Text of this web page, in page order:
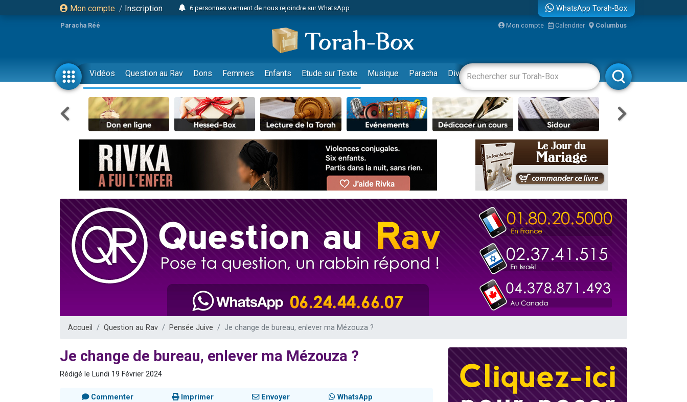
Mon compte / Inscription
6 personnes viennent de nous rejoindre sur WhatsApp
2 personnes viennent de faire un don pour 1 Journée de Vacances Pour les Enfants
17 personnes viennent de demander une bénédiction
4 personnes viennent de nous rejoindre sur WhatsApp
Il reste 49 places pour étudier en groupe sur Zoom
23 personnes viennent de faire un don pour Diane, 80 ans, dans un appartement insalubre
Eva vient de donner son Maasser
4 personnes viennent de nous rejoindre sur WhatsApp
3 personnes viennent de nous rejoindre sur WhatsApp
3 personnes viennent de faire un don pour 5 jours de vacances aux Orphelins
Odaya vient de donner son Maasser
13 personnes viennent de demander une bénédiction
2 personnes viennent de nous rejoindre sur WhatsApp
30 personnes viennent de faire un don pour Sauvez la jambe de Yohan
Il reste 49 places pour étudier en groupe sur Zoom
3 personnes viennent de nous rejoindre sur WhatsApp
2 personnes viennent de nous rejoindre sur WhatsApp
2 personnes viennent de nous rejoindre sur WhatsApp
WhatsApp Torah-Box
Paracha Réé Mon compte Calendrier Columbus
Vidéos Question au Rav Dons Femmes Enfants Etude sur Texte Musique Paracha Divertissements Livres Rabbanim
Accueil Question au Rav Pensée Juive Je change de bureau, enlever ma Mézouza ?
Je change de bureau, enlever ma Mézouza ?
Rédigé le Lundi 19 Février 2024
Commenter Imprimer Envoyer WhatsApp